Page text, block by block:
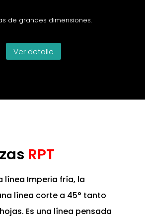
de grandes dimensiones.
Ver detalle
RPT
línea Imperia fría, la
línea corte a 45° tanto
Es una línea pensada